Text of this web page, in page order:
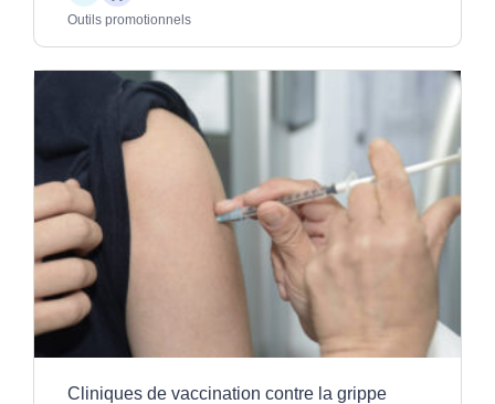
Outils promotionnels
Cliniques de vaccination contre la grippe